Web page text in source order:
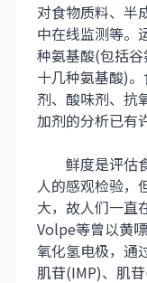
对食物质料、半
中在线监测等。
种氨基酸(包括
十几种氨基酸)
剂、酸味剂、抗
加剂的分析已有
鲜度是评估食
人的感观检验，
大，故人们一直
Volpe等曾以黄
氧化氢电极，通
肌苷(IMP)、肌